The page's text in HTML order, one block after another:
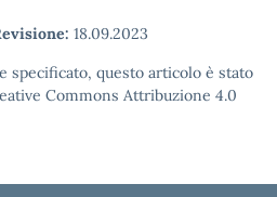
18.09.2023
specificato, questo articolo è stato
Commons Attribuzione 4.0